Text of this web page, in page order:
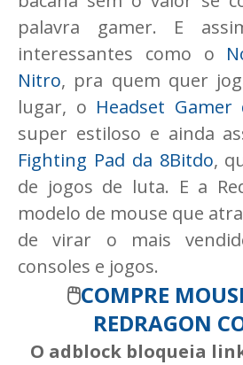
palavra gamer. E
interessantes como o
Nitro, pra quem quer
lugar, o Headset Gamer
super estiloso e ainda
Fighting Pad da 8Bitdo,
de jogos de luta. E a
modelo de mouse que
de virar o mais
consoles e jogos.
🖱️COMPRE
REDRAGON
O adblock bloqueia